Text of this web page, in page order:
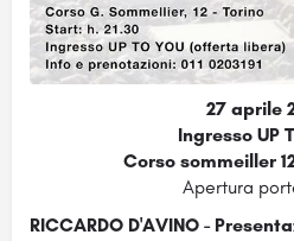
27 aprile
Ingresso UP
Corso sommeiller
Apertura
RICCARDO D'AVINO -